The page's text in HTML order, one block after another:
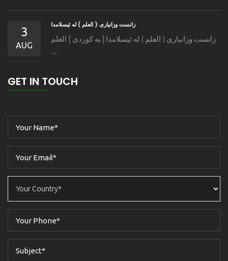
3
AUG
زانست وزانیاری ( العلم ) له ئیسلامدا
زانست وزانیاری ( العلم ) له ئیسلامدا [ به كوردی ] العلم
...
GET IN TOUCH